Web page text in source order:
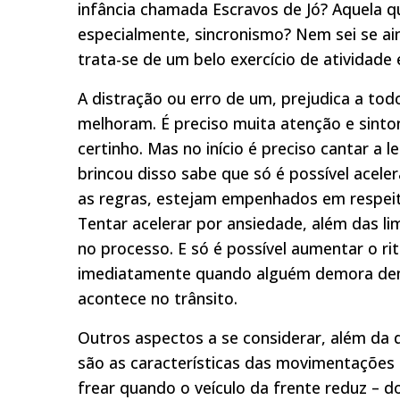
infância chamada Escravos de Jó? Aquela
especialmente, sincronismo? Nem sei se
trata-se de um belo exercício de atividade
A distração ou erro de um, prejudica a
melhoram. É preciso muita atenção e
certinho. Mas no início é preciso cantar a
brincou disso sabe que só é possível
as regras, estejam empenhados em
Tentar acelerar por ansiedade, além das
no processo. E só é possível aumentar o
imediatamente quando alguém demora
acontece no trânsito.
Outros aspectos a se considerar, além da
são as características das
frear quando o veículo da frente reduz –